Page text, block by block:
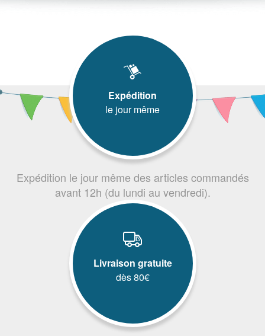
Expédition
le jour même
Expédition le jour même des articles commandés
avant 12h (du lundi au vendredi).
Livraison gratuite
dès 80€